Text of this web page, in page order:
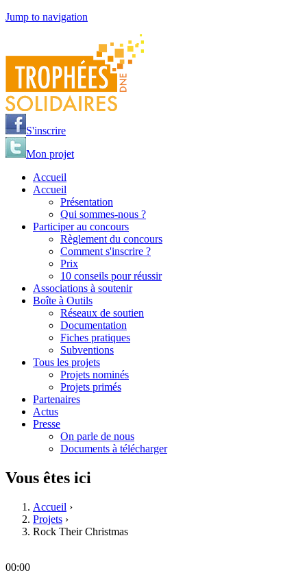
Jump to navigation
S'inscrire
Mon projet
Accueil
Accueil
Présentation
Qui sommes-nous ?
Participer au concours
Règlement du concours
Comment s'inscrire ?
Prix
10 conseils pour réussir
Associations à soutenir
Boîte à Outils
Réseaux de soutien
Documentation
Fiches pratiques
Subventions
Tous les projets
Projets nominés
Projets primés
Partenaires
Actus
Presse
On parle de nous
Documents à télécharger
Vous êtes ici
Accueil ›
Projets ›
Rock Their Christmas
00:00